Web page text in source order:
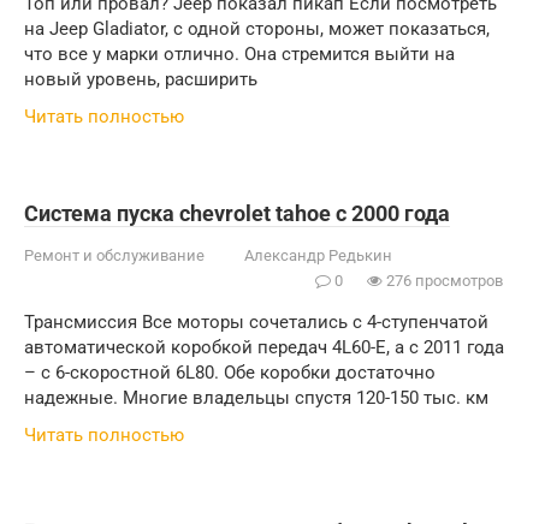
на Jeep Gladiator, с одной стороны, может показаться,
что все у марки отлично. Она стремится выйти на
новый уровень, расширить
Читать полностью
Система пуска chevrolet tahoe с 2000 года
Ремонт и обслуживание
Александр Редькин
0
276 просмотров
Трансмиссия Все моторы сочетались с 4-ступенчатой
автоматической коробкой передач 4L60-E, а с 2011 года
– с 6-скоростной 6L80. Обе коробки достаточно
надежные. Многие владельцы спустя 120-150 тыс. км
Читать полностью